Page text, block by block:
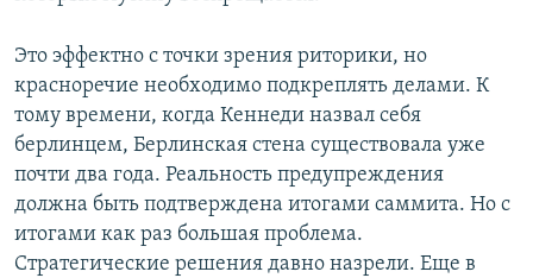
Это эффектно с точки зрения риторики, но
красноречие необходимо подкреплять делами. К
тому времени, когда Кеннеди назвал себя
берлинцем, Берлинская стена существовала уже
почти два года. Реальность предупреждения
должна быть подтверждена итогами саммита. Но с
итогами как раз большая проблема.
Стратегические решения давно назрели. Еще в